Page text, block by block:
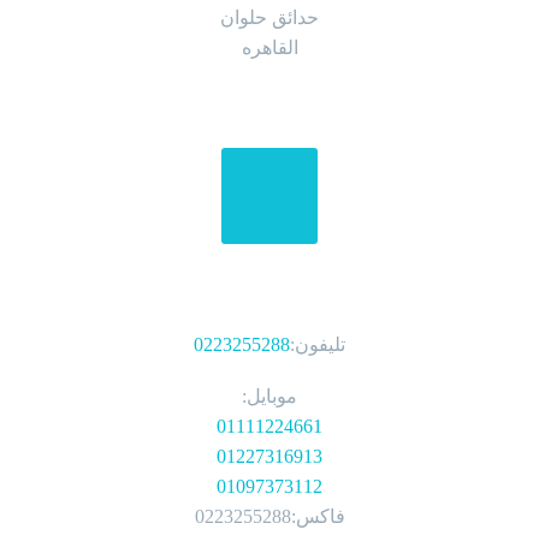
حدائق حلوان
القاهره
تليفون:0223255288
موبايل:
01111224661
01227316913
01097373112
فاكس:0223255288